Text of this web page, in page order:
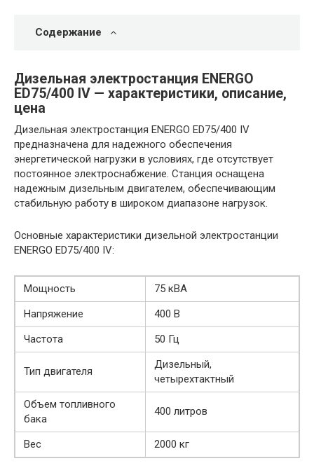
Содержание
Дизельная электростанция ENERGO
ED75/400 IV — характеристики, описание,
цена
Дизельная электростанция ENERGO ED75/400 IV
предназначена для надежного обеспечения
энергетической нагрузки в условиях, где отсутствует
постоянное электроснабжение. Станция оснащена
надежным дизельным двигателем, обеспечивающим
стабильную работу в широком диапазоне нагрузок.
Основные характеристики дизельной электростанции
ENERGO ED75/400 IV:
Мощность
75 кВА
Напряжение
400 В
Частота
50 Гц
Тип двигателя
Дизельный,
четырехтактный
Объем топливного
бака
400 литров
Вес 2000 кг